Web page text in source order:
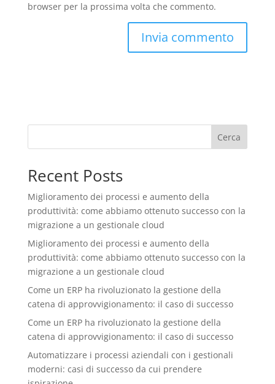
browser per la prossima volta che commento.
Cerca
Recent Posts
Miglioramento dei processi e aumento della
produttività: come abbiamo ottenuto successo con la
migrazione a un gestionale cloud
Miglioramento dei processi e aumento della
produttività: come abbiamo ottenuto successo con la
migrazione a un gestionale cloud
Come un ERP ha rivoluzionato la gestione della
catena di approvvigionamento: il caso di successo
Come un ERP ha rivoluzionato la gestione della
catena di approvvigionamento: il caso di successo
Automatizzare i processi aziendali con i gestionali
moderni: casi di successo da cui prendere